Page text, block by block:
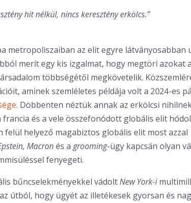
hit nélkül, nincs keresztény erkölcs.”
metropoliszaiban az elit egyre látványosabban
merít egy kis izgalmat, hogy megtöri azokat
többségétől megkövetelik.
aminek szemléletes példája volt a 2024-es
. Döbbenten néztük annak az erkölcsi
és a vele összefonódott globális elit
felül helyező magabiztos globális elit most azzal
Macronés a grooming-ügy kapcsán olyan
fenyegeti.
bűncselekményekkel vádoltNew York-i
útból, hogy ügyét az illetékesek gyorsan és